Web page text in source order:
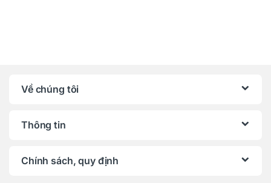
Về chúng tôi
Thông tin
Chính sách, quy định